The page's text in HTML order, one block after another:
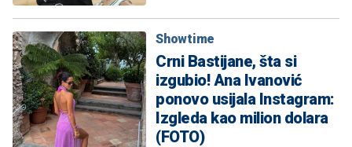
Showtime
Crni Bastijane, šta si
izgubio! Ana Ivanović
ponovo usijala Instagram:
Izgleda kao milion dolara
(FOTO)